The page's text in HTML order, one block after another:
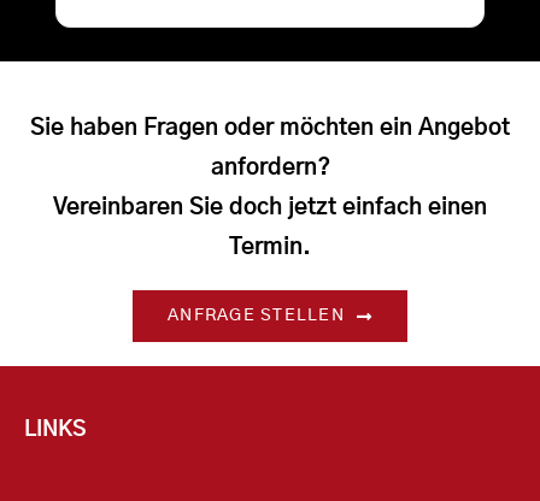
Sie haben Fragen oder möchten ein Angebot
anfordern?
Vereinbaren Sie doch jetzt einfach einen
Termin.
ANFRAGE STELLEN
LINKS